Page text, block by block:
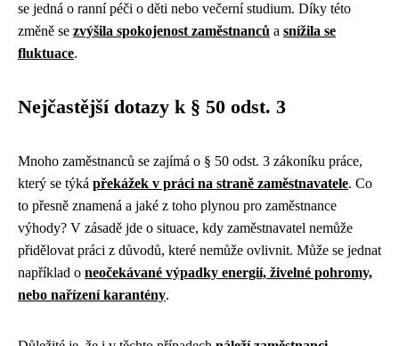
se jedná o ranní péči o děti nebo večerní studium. Díky této
změně se zvýšila spokojenost zaměstnanců a snížila se
fluktuace.
Nejčastější dotazy k § 50 odst. 3
Mnoho zaměstnanců se zajímá o § 50 odst. 3 zákoníku práce,
který se týká překážek v práci na straně zaměstnavatele. Co
to přesně znamená a jaké z toho plynou pro zaměstnance
výhody? V zásadě jde o situace, kdy zaměstnavatel nemůže
přidělovat práci z důvodů, které nemůže ovlivnit. Může se jednat
například o neočekávané výpadky energií, živelné pohromy,
nebo nařízení karantény.